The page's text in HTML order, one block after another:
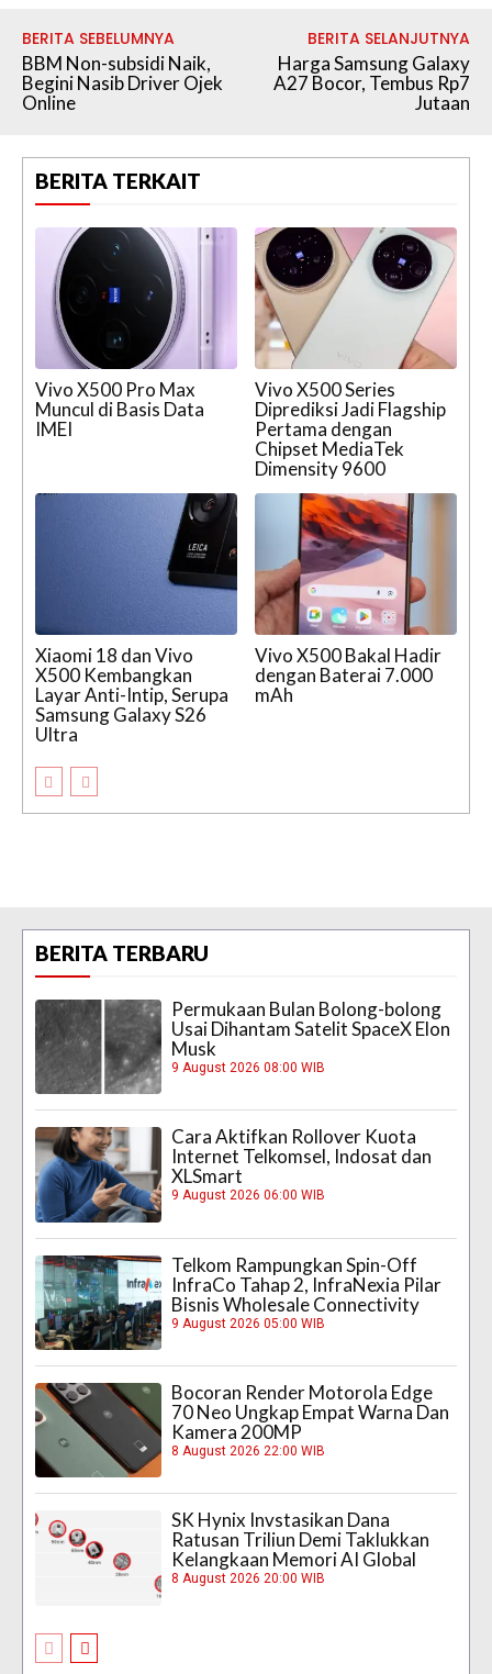
BERITA SEBELUMNYA
BBM Non-subsidi Naik,
Begini Nasib Driver Ojek
Online
BERITA SELANJUTNYA
Harga Samsung Galaxy
A27 Bocor, Tembus Rp7
Jutaan
BERITA TERKAIT
Vivo X500 Pro Max
Muncul di Basis Data
IMEI
Vivo X500 Series
Diprediksi Jadi Flagship
Pertama dengan
Chipset MediaTek
Dimensity 9600
Xiaomi 18 dan Vivo
X500 Kembangkan
Layar Anti-Intip, Serupa
Samsung Galaxy S26
Ultra
Vivo X500 Bakal Hadir
dengan Baterai 7.000
mAh
BERITA TERBARU
Permukaan Bulan Bolong-bolong
Usai Dihantam Satelit SpaceX Elon
Musk
9 August 2026 08:00 WIB
Cara Aktifkan Rollover Kuota
Internet Telkomsel, Indosat dan
XLSmart
9 August 2026 06:00 WIB
Telkom Rampungkan Spin-Off
InfraCo Tahap 2, InfraNexia Pilar
Bisnis Wholesale Connectivity
9 August 2026 05:00 WIB
Bocoran Render Motorola Edge
70 Neo Ungkap Empat Warna Dan
Kamera 200MP
8 August 2026 22:00 WIB
SK Hynix Invstasikan Dana
Ratusan Triliun Demi Taklukkan
Kelangkaan Memori AI Global
8 August 2026 20:00 WIB